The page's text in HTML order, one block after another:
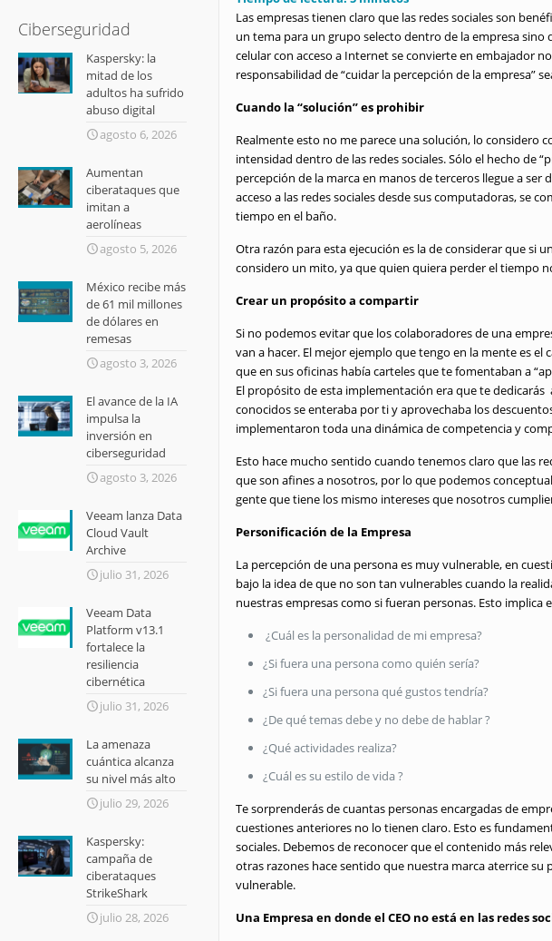
Las empresas tienen claro que las redes sociales son
un tema para un grupo selecto dentro de la empresa
celular con acceso a Internet se convierte en embajador
responsabilidad de “cuidar la percepción de la empresa”
Cuando la “solución” es prohibir
Realmente esto no me parece una solución, lo
intensidad dentro de las redes sociales. Sólo el hecho de
percepción de la marca en manos de terceros llegue a
acceso a las redes sociales desde sus computadoras, se
tiempo en el baño.
Otra razón para esta ejecución es la de considerar que si
considero un mito, ya que quien quiera perder el tiempo
Crear un propósito a compartir
Si no podemos evitar que los colaboradores de una
van a hacer. El mejor ejemplo que tengo en la mente es el
que en sus oficinas había carteles que te fomentaban a
El propósito de esta implementación era que te
conocidos se enteraba por ti y aprovechaba los
implementaron toda una dinámica de competencia y
Esto hace mucho sentido cuando tenemos claro que las
que son afines a nosotros, por lo que podemos
gente que tiene los mismo intereses que nosotros
Personificación de la Empresa
La percepción de una persona es muy vulnerable, en
bajo la idea de que no son tan vulnerables cuando la
nuestras empresas como si fueran personas. Esto implica
¿Cuál es la personalidad de mi empresa?
¿Si fuera una persona como quién sería?
¿Si fuera una persona qué gustos tendría?
¿De qué temas debe y no debe de hablar ?
¿Qué actividades realiza?
¿Cuál es su estilo de vida ?
Te sorprenderás de cuantas personas encargadas de
cuestiones anteriores no lo tienen claro. Esto es
sociales. Debemos de reconocer que el contenido más
otras razones hace sentido que nuestra marca aterrice
vulnerable.
Una Empresa en donde el CEO no está en las redes
Ciberseguridad
Kaspersky: la
mitad de los
adultos ha sufrido
abuso digital
agosto 6, 2026
Aumentan
ciberataques que
imitan a
aerolíneas
agosto 5, 2026
México recibe más
de 61 mil millones
de dólares en
remesas
agosto 3, 2026
El avance de la IA
impulsa la
inversión en
ciberseguridad
agosto 3, 2026
Veeam lanza Data
Cloud Vault
Archive
julio 31, 2026
Veeam Data
Platform v13.1
fortalece la
resiliencia
cibernética
julio 31, 2026
La amenaza
cuántica alcanza
su nivel más alto
julio 29, 2026
Kaspersky:
campaña de
ciberataques
StrikeShark
julio 28, 2026